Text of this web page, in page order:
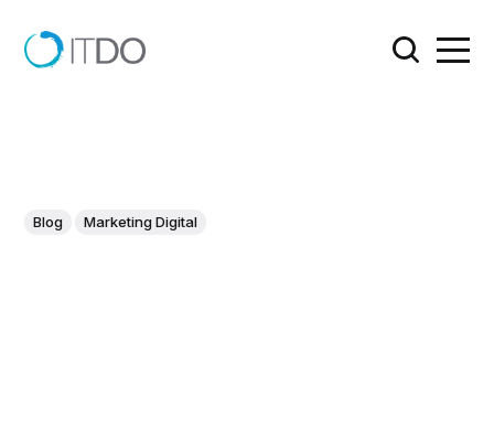
Blog Marketing Digital